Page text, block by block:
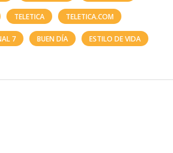
TELETICA TELETICA.COM
7 BUEN DÍA ESTILO DE VIDA